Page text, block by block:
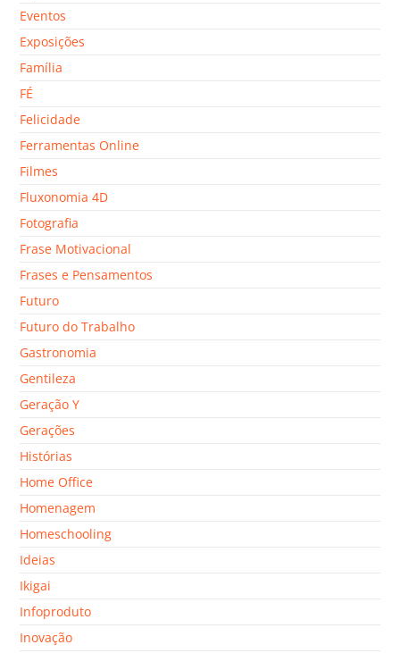
Eventos
Exposições
Família
FÉ
Felicidade
Ferramentas Online
Filmes
Fluxonomia 4D
Fotografia
Frase Motivacional
Frases e Pensamentos
Futuro
Futuro do Trabalho
Gastronomia
Gentileza
Geração Y
Gerações
Histórias
Home Office
Homenagem
Homeschooling
Ideias
Ikigai
Infoproduto
Inovação